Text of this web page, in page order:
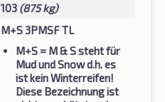
103 (875 kg)
M+S 3PMSF TL
M+S = M & S steht für
Mud und Snow d.h. es
ist kein Winterreifen!
Diese Bezeichnung ist